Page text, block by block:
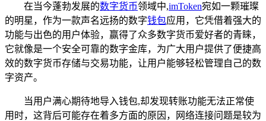
在当今蓬勃发展的数字货币领域中,imToken宛如一颗璀璨
的明星，作为一款声名远扬的数字钱包应用，它凭借着强大的
功能与出色的用户体验，赢得了众多数字货币爱好者的青睐，
它就像是一个安全可靠的数字金库，为广大用户提供了便捷高
效的数字货币存储与交易功能，让用户能够轻松管理自己的数
字资产。
当用户满心期待地导入钱包,却发现转账功能无法正常使
用时，这背后可能存在着多方面的原因，网络连接问题是较为